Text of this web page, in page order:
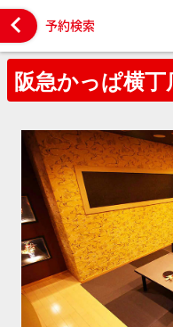
 予約検索
阪急かっぱ横丁